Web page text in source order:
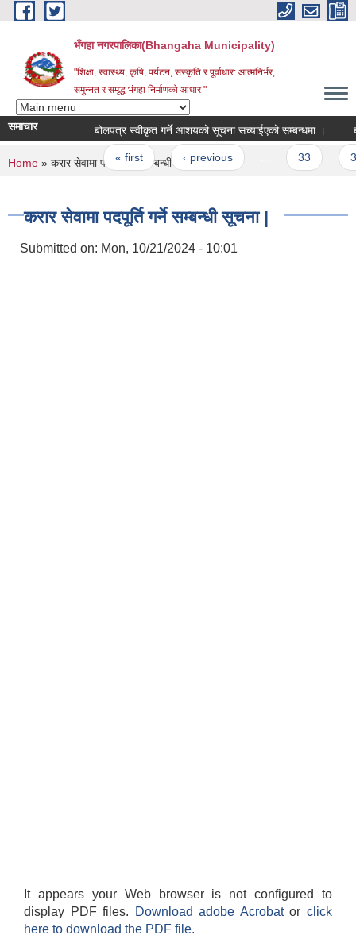
Skip to main content
भँगहा नगरपालिका(Bhangaha Municipality)
"शिक्षा, स्वास्थ्य, कृषि, पर्यटन, संस्कृति र पूर्वाधार: आत्मनिर्भर,
समुन्नत र समृद्ध भंगहा निर्माणको आधार "
समाचार बोलपत्र स्वीकृत गर्ने आशयको सूचना सच्याईएको सम्बन्धमा ।
Pages
« first ‹ previous
You are here
Home » करार सेवामा पदपूर्ति गर्ने सम्बन्धी सूचना |
करार सेवामा पदपूर्ति गर्ने सम्बन्धी सूचना |
Submitted on: Mon, 10/21/2024 - 10:01
It appears your Web browser is not configured to
display PDF files.
Download adobe Acrobatorclick
here to download the PDF file.